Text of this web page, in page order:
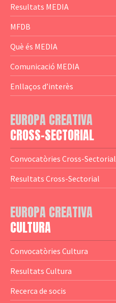
— Content Cluster
— Business Cluster
— Audience Cluster
— Altres
Resultats MEDIA
MFDB
Què és MEDIA
— El subprograma MEDIA
— Agència Executiva
— Logotips
Comunicació MEDIA
— Estrenes a Catalunya
— Notícies
— Guies MEDIA
— Altres Guies
— Presentacions
— Estudis
— Anuaris
— Catàlegs
— Estadístiques
Enllaços d’interès
EUROPA CREATIVA
CROSS-SECTORIAL
Convocatòries Cross-Sectorial
Resultats Cross-Sectorial
EUROPA CREATIVA
CULTURA
Convocatòries Cultura
Resultats Cultura
Recerca de socis